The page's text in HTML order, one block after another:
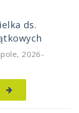
ds.
, 2026-